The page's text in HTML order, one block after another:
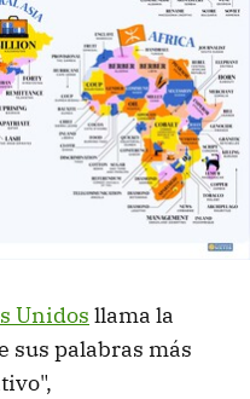
Unidos llama la
sus palabras más